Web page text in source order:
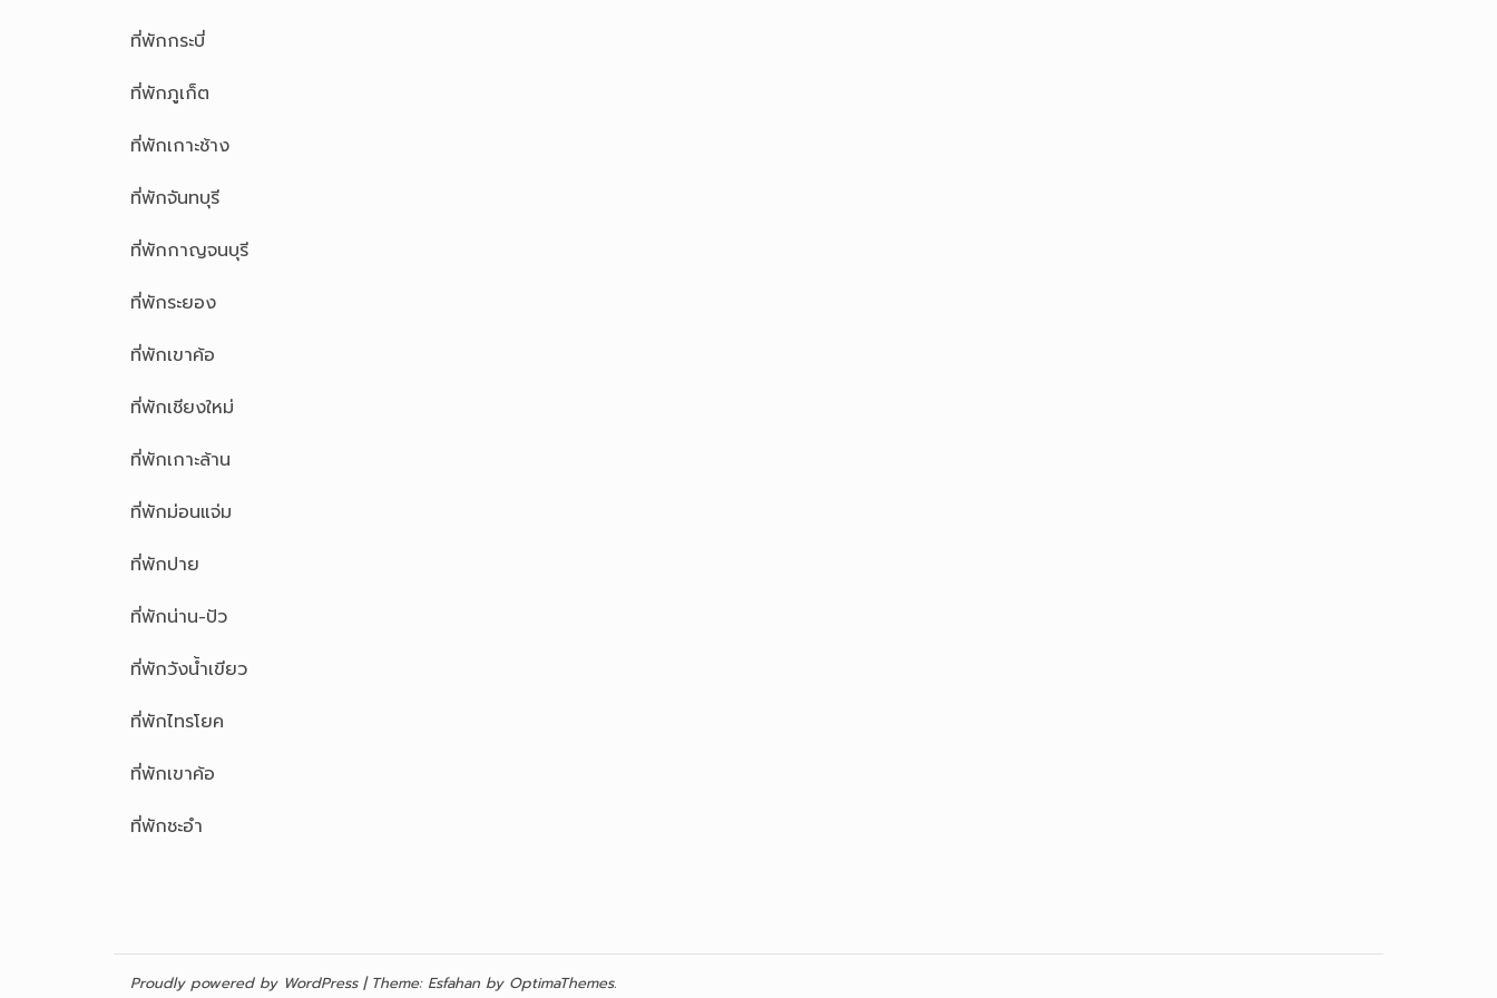
ที่พักกระบี่
ที่พักภูเก็ต
ที่พักเกาะช้าง
ที่พักจันทบุรี
ที่พักกาญจนบุรี
ที่พักระยอง
ที่พักเขาค้อ
ที่พักเชียงใหม่
ที่พักเกาะล้าน
ที่พักม่อนแจ่ม
ที่พักปาย
ที่พักน่าน-ปัว
ที่พักวังน้ำเขียว
ที่พักไทรโยค
ที่พักเขาค้อ
ที่พักชะอำ
Proudly powered by WordPress | Theme: Esfahan by OptimaThemes.